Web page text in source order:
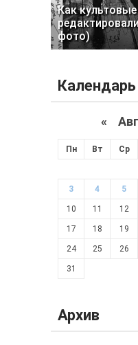
Как
фото)
Календарь
«
Пн Вт Ср
3 4 5
10 11 12
17 18 19
24 25 26
31
Архив